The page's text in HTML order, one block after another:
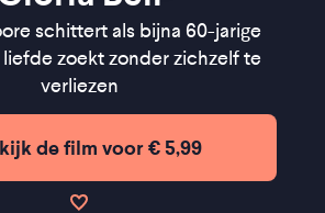
schittert als bijna 60-jarige
zoekt zonder zichzelf te
verliezen
de film voor € 5,99